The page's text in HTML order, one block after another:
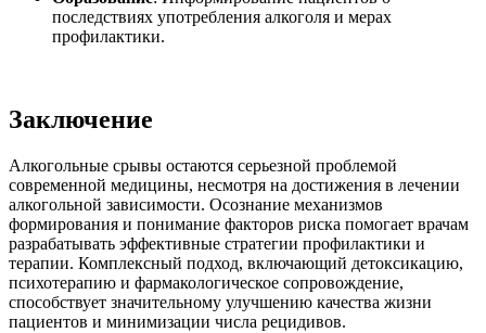
последствиях употребления алкоголя и мерах
профилактики.
Заключение
Алкогольные срывы остаются серьезной проблемой
современной медицины, несмотря на достижения в лечении
алкогольной зависимости. Осознание механизмов
формирования и понимание факторов риска помогает врачам
разрабатывать эффективные стратегии профилактики и
терапии. Комплексный подход, включающий детоксикацию,
психотерапию и фармакологическое сопровождение,
способствует значительному улучшению качества жизни
пациентов и минимизации числа рецидивов.